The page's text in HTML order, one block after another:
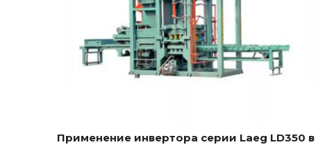
Применение инвертора серии Laeg LD350 в